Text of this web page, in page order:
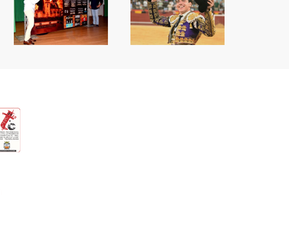
La capacitat de Nek
sorprén a València